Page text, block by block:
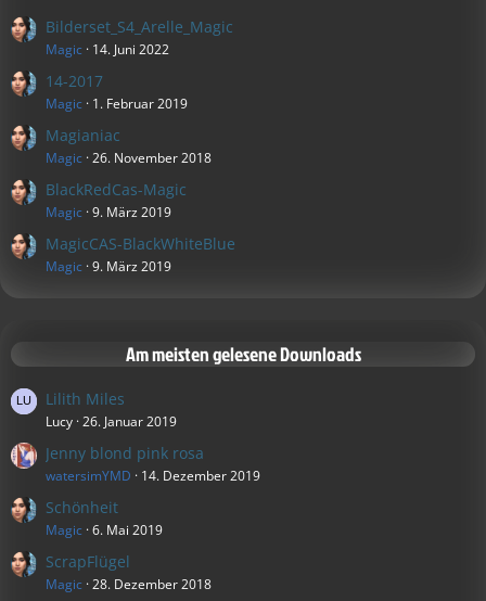
Bilderset_S4_Arelle_Magic
Magic 14. Juni 2022
14-2017
Magic 1. Februar 2019
Magianiac
Magic 26. November 2018
BlackRedCas-Magic
Magic 9. März 2019
MagicCAS-BlackWhiteBlue
Magic 9. März 2019
Am meisten gelesene Downloads
Lilith Miles
Lucy 26. Januar 2019
Jenny blond pink rosa
watersimYMD 14. Dezember 2019
Schönheit
Magic 6. Mai 2019
ScrapFlügel
Magic 28. Dezember 2018